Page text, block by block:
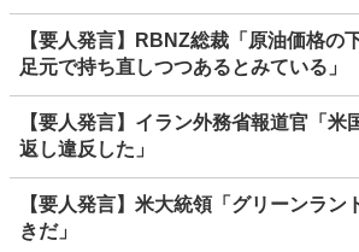
【要人発言】RBNZ総裁「原油価格の
足元で持ち直しつつあるとみている」
【要人発言】イラン外務省報道官「米
返し違反した」
【要人発言】米大統領「グリーンラン
きだ」